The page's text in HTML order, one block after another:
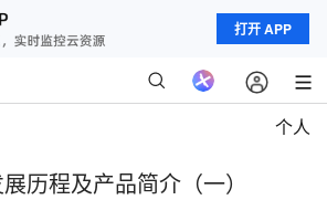
打开 APP
个人
历程及产品简介（一）